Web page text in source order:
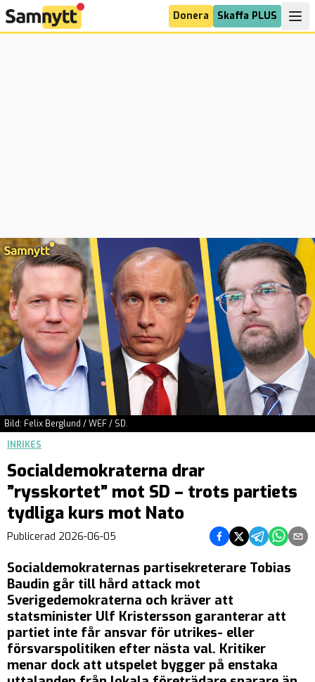
Donera Skaffa PLUS
Bild: Felix Berglund / WEF / SD.
INRIKES
Socialdemokraterna drar
”rysskortet” mot SD – trots partiets
tydliga kurs mot Nato
Publicerad 2026-06-05 Dela på Facebook
Dela på Twitter
Dela påDela på
Dela
Socialdemokraternas partisekreterare Tobias
Baudin går till hård attack mot
Sverigedemokraterna och kräver att
statsminister Ulf Kristersson garanterar att
partiet inte får ansvar för utrikes- eller
försvarspolitiken efter nästa val. Kritiker
menar dock att utspelet bygger på enstaka